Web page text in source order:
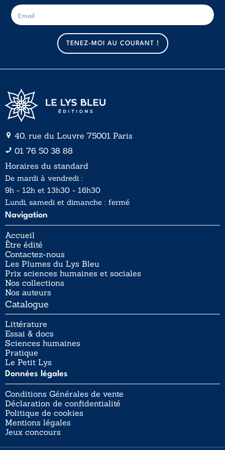
m
a
i
l
E
-
m
TENEZ-MOI AU COURANT !
40, rue du Louvre 75001 Paris
01 76 50 38 88
Horaires du standard
De mardi à vendredi :
9h - 12h et 13h30 - 16h30
Lundi, samedi et dimanche : fermé
Navigation
Accueil
Être édité
Contactez-nous
Les Plumes du Lys Bleu
Prix sciences humaines et sociales
Nos collections
Nos auteurs
Catalogue
Littérature
Essai & docs
Sciences humaines
Pratique
Le Petit Lys
Données légales
Conditions Générales de vente
Déclaration de confidentialité
Politique de cookies
Mentions légales
Jeux concours